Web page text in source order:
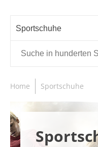
Sportschuhe
Home Sportschuhe